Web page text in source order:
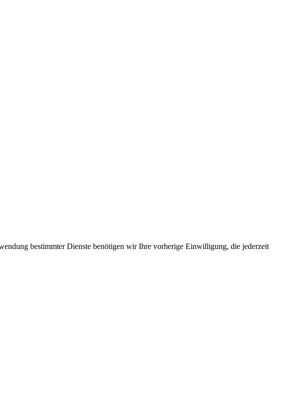
bestimmter Dienste benötigen wir Ihre vorherige Einwilligung, die jederzeit